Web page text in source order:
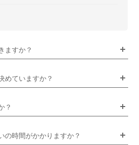
ますか？
めていますか？
？
の時間がかかりますか？